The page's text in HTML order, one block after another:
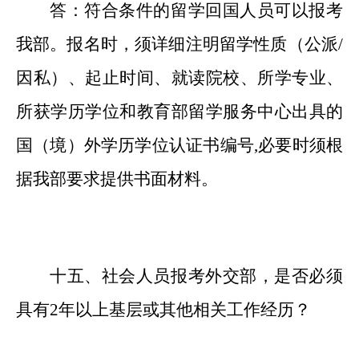
答：符合条件的留学回国人员可以报考
我部。报名时，须详细注明留学性质（公派/
因私）、起止时间、就读院校、所学专业、
所获学历学位和教育部留学服务中心出具的
国（境）外学历学位认证书编号,必要时须根
据我部要求提供书面材料。
十五、社会人员报考外交部，是否必须
具有2年以上基层或其他相关工作经历？